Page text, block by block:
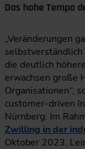
Das hohe Tempo
„Veränderungen
die deutlich
erwachsen große
Organisationen“,
customer-driven
Nürnberg. Im
Zwilling in der
Oktober 2023,